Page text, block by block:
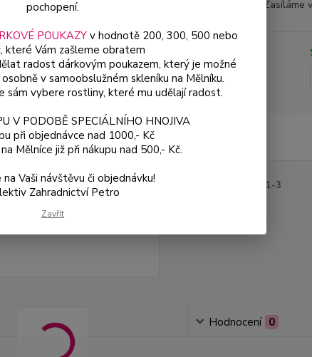
propustnou půdu. Zasíláme
Varianta
3051-3
Hodnocení 0
pochopení.
POUKAZYv hodnotě 200, 300, 500 nebo
které Vám zašleme obratem
radost dárkovým poukazem, který je možné
v samoobslužném skleníku na Mělníku.
sám vybere rostliny, které mu udělají radost.
V PODOBĚ SPECIÁLNÍHO HNOJIVA
při objednávce nad 1000,- Kč
Mělníce již při nákupu nad 500,- Kč.
Vaši návštěvu či objednávku!
Zahradnictví Petro
Zavřít